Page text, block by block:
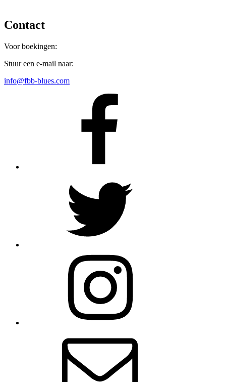
Contact
Voor boekingen:
Stuur een e-mail naar:
info@fbb-blues.com